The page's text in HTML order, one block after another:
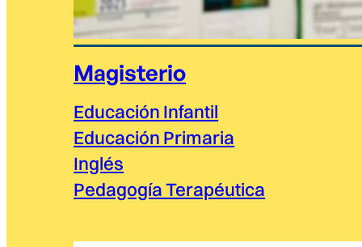
Magisterio
Educación Infantil
Educación Primaria
Inglés
Pedagogía Terapéutica